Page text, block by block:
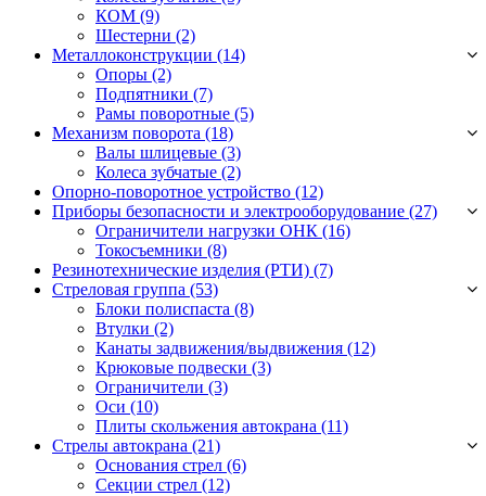
КОМ (9)
Шестерни (2)
Металлоконструкции (14)
Опоры (2)
Подпятники (7)
Рамы поворотные (5)
Механизм поворота (18)
Валы шлицевые (3)
Колеса зубчатые (2)
Опорно-поворотное устройство (12)
Приборы безопасности и электрооборудование (27)
Ограничители нагрузки ОНК (16)
Токосъемники (8)
Резинотехнические изделия (РТИ) (7)
Стреловая группа (53)
Блоки полиспаста (8)
Втулки (2)
Канаты задвижения/выдвижения (12)
Крюковые подвески (3)
Ограничители (3)
Оси (10)
Плиты скольжения автокрана (11)
Стрелы автокрана (21)
Основания стрел (6)
Секции стрел (12)